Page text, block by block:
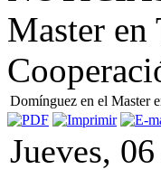
Master
Domínguez en el Master
Jueves,